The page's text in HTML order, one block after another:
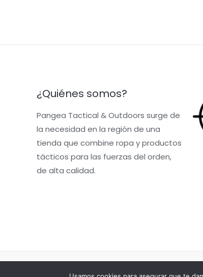
¿Quiénes somos?
Pangea Tactical & Outdoors surge de
la necesidad en la región de una
tienda que combine ropa y productos
tácticos para las fuerzas del orden,
de alta calidad.
Copyright © 2026